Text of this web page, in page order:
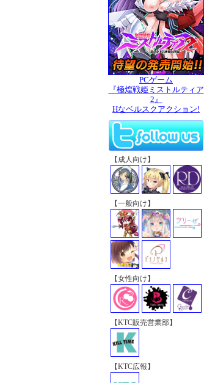
PCゲーム
『極煌戦姫ミストルティア
2』
Hなベルスクアクション!
【成人向け】
【一般向け】
【女性向け】
【KTC販売営業部】
【KTC広報】